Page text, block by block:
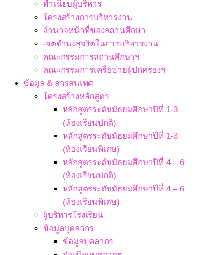
ทำเนียบผู้บริหาร
โครงสร้างการบริหารงาน
อำนาจหน้าที่ของสถานศึกษา
เจตจํานงสุจริตในการบริหารงาน
คณะกรรมการสถานศึกษาฯ
คณะกรรมการเครือข่ายผู้ปกครองฯ
ข้อมูล & สารสนเทศ
โครงสร้างหลักสูตร
หลักสูตรระดับมัธยมศึกษาปีที่ 1-3
(ห้องเรียนปกติ)
หลักสูตรระดับมัธยมศึกษาปีที่ 1-3
(ห้องเรียนพิเศษ)
หลักสูตรระดับมัธยมศึกษาปีที่ 4 – 6
(ห้องเรียนปกติ)
หลักสูตรระดับมัธยมศึกษาปีที่ 4 – 6
(ห้องเรียนพิเศษ)
ผู้บริหารโรงเรียน
ข้อมูลบุคลากร
ข้อมูลบุคลากร